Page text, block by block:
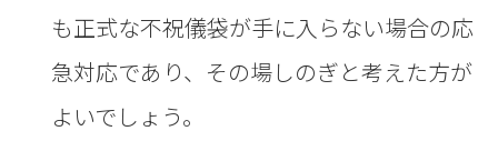
も正式な不祝儀袋が手に入らない場合の応
急対応であり、その場しのぎと考えた方が
よいでしょう。